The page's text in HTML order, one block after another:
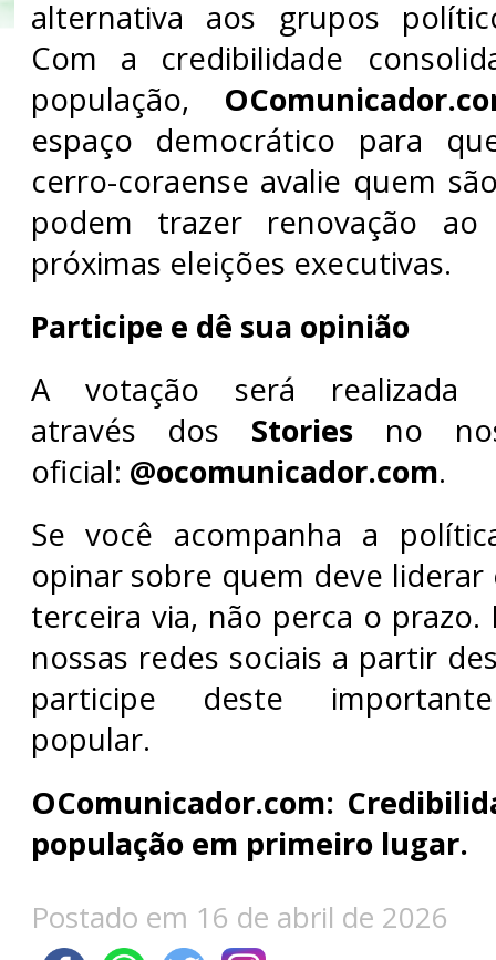
alternativa aos grupos
Com a credibilidade
população,
espaço democrático para
cerro-coraense avalie quem
podem trazer renovação ao
próximas eleições executivas.
Participe e dê sua opinião
A votação será realizada
através dos Stories no
oficial: @ocomunicador.com.
Se você acompanha a
opinar sobre quem deve
terceira via, não perca o prazo.
nossas redes sociais a partir
participe deste
popular.
OComunicador.com:
população em primeiro lugar.
Postado em 16 de abril de 2026